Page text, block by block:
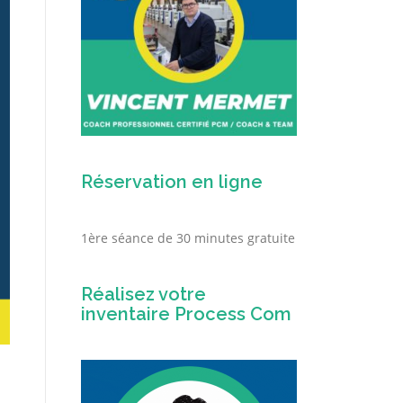
Réservation en ligne
1ère séance de 30 minutes gratuite
Réalisez votre
inventaire Process Com